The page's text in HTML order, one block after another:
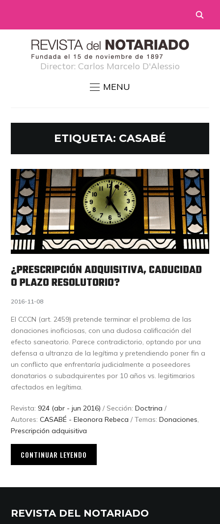
Director: Carlos Marcelo D'Alessio
MENU
ETIQUETA: CASABÉ
¿PRESCRIPCIÓN ADQUISITIVA, CADUCIDAD
O PLAZO RESOLUTORIO?
2016-11-08
El CCCN (art. 2459) pretende terminar el problema de las
donaciones inoficiosas, con una dudosa calificación del
efecto saneatorio. Parece contradictorio, optando por una
defensa a ultranza de la legítima y pretendiendo poner fin a
un conflicto que enfrentaría judicialmente a poseedores
donatarios o subadquirentes por 10 años vs. legitimarios
afectados en legítima.
Revista: 924 (abr - jun 2016) / Sección:Doctrina /
Autores:CASABÉ - Eleonora Rebeca / Temas:Donaciones,
Prescripción adquisitiva
CONTINUAR LEYENDO
REVISTA DEL NOTARIADO